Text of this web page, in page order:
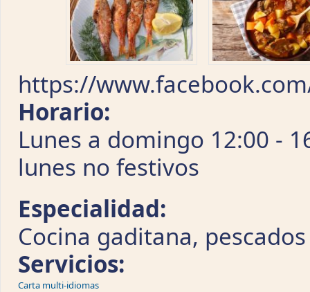
https://
Horario:
Lunes a domingo 12:00 -
lunes no festivos
Especialidad:
Cocina gaditana,
Servicios:
Carta multi-idiomas